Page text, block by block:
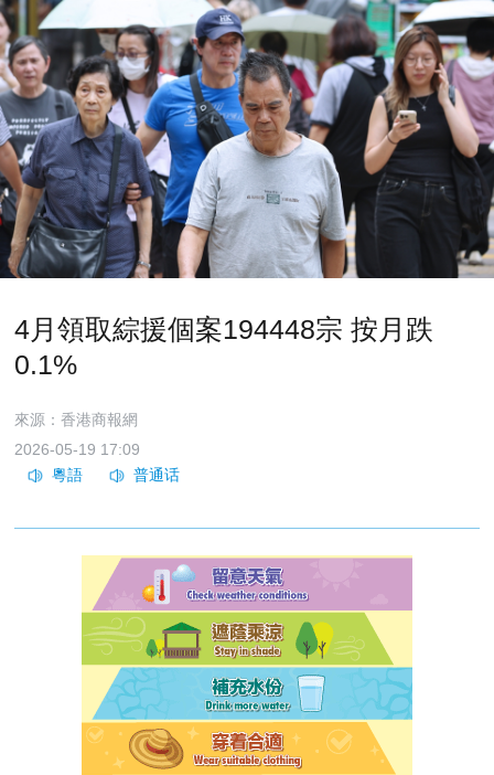
4月領取綜援個案194448宗 按月跌
0.1%
來源：香港商報網
2026-05-19 17:09